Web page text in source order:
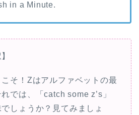
in a Minute.
そ！Zはアルファベットの最
では、「catch some z’s」
しょうか？見てみましょ